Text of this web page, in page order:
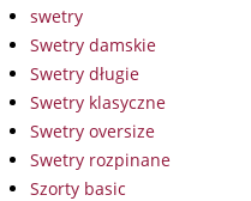
swetry
Swetry damskie
Swetry długie
Swetry klasyczne
Swetry oversize
Swetry rozpinane
Szorty basic